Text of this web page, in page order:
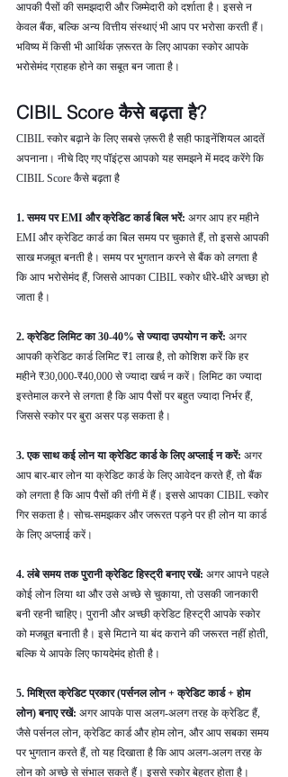
आपकी पैसों की समझदारी और जिम्मेदारी को दर्शाता है। इससे न
केवल बैंक, बल्कि अन्य वित्तीय संस्थाएं भी आप पर भरोसा करती हैं।
भविष्य में किसी भी आर्थिक ज़रूरत के लिए आपका स्कोर आपके
भरोसेमंद ग्राहक होने का सबूत बन जाता है।
CIBIL Score कैसे बढ़ता है?
CIBIL स्कोर बढ़ाने के लिए सबसे ज़रूरी है सही फाइनेंशियल आदतें
अपनाना। नीचे दिए गए पॉइंट्स आपको यह समझने में मदद करेंगे कि
CIBIL Score कैसे बढ़ता है
1. समय पर EMI और क्रेडिट कार्ड बिल भरें: अगर आप हर महीने
EMI और क्रेडिट कार्ड का बिल समय पर चुकाते हैं, तो इससे आपकी
साख मजबूत बनती है। समय पर भुगतान करने से बैंक को लगता है
कि आप भरोसेमंद हैं, जिससे आपका CIBIL स्कोर धीरे-धीरे अच्छा हो
जाता है।
2. क्रेडिट लिमिट का 30-40% से ज्यादा उपयोग न करें: अगर
आपकी क्रेडिट कार्ड लिमिट ₹1 लाख है, तो कोशिश करें कि हर
महीने ₹30,000-₹40,000 से ज्यादा खर्च न करें। लिमिट का ज्यादा
इस्तेमाल करने से लगता है कि आप पैसों पर बहुत ज्यादा निर्भर हैं,
जिससे स्कोर पर बुरा असर पड़ सकता है।
3. एक साथ कई लोन या क्रेडिट कार्ड के लिए अप्लाई न करें: अगर
आप बार-बार लोन या क्रेडिट कार्ड के लिए आवेदन करते हैं, तो बैंक
को लगता है कि आप पैसों की तंगी में हैं। इससे आपका CIBIL स्कोर
गिर सकता है। सोच-समझकर और जरूरत पड़ने पर ही लोन या कार्ड
के लिए अप्लाई करें।
4. लंबे समय तक पुरानी क्रेडिट हिस्ट्री बनाए रखें: अगर आपने पहले
कोई लोन लिया था और उसे अच्छे से चुकाया, तो उसकी जानकारी
बनी रहनी चाहिए। पुरानी और अच्छी क्रेडिट हिस्ट्री आपके स्कोर
को मजबूत बनाती है। इसे मिटाने या बंद कराने की जरूरत नहीं होती,
बल्कि ये आपके लिए फायदेमंद होती है।
5. मिश्रित क्रेडिट प्रकार (पर्सनल लोन + क्रेडिट कार्ड + होम
लोन) बनाए रखें: अगर आपके पास अलग-अलग तरह के क्रेडिट हैं,
जैसे पर्सनल लोन, क्रेडिट कार्ड और होम लोन, और आप सबका समय
पर भुगतान करते हैं, तो यह दिखाता है कि आप अलग-अलग तरह के
लोन को अच्छे से संभाल सकते हैं। इससे स्कोर बेहतर होता है।